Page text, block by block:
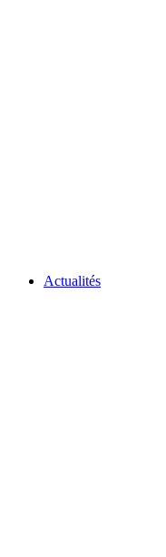
Actualités